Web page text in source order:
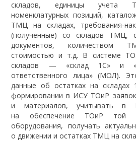
складов, единицы учета
номенклатурных позиций,
ТМЦ на складах, требования-
(полученные) со складов ТМЦ,
документов, количеством
стоимостью и т.д. В системе
складов — «склад 1С» и
ответственного лица» (МОЛ).
данные об остатках на складах
формировании в ИСУ ТОиР заявок
и материалов, учитывать в
на обеспечение ТОиР той
оборудования, получать
о движении и остатках ТМЦ на